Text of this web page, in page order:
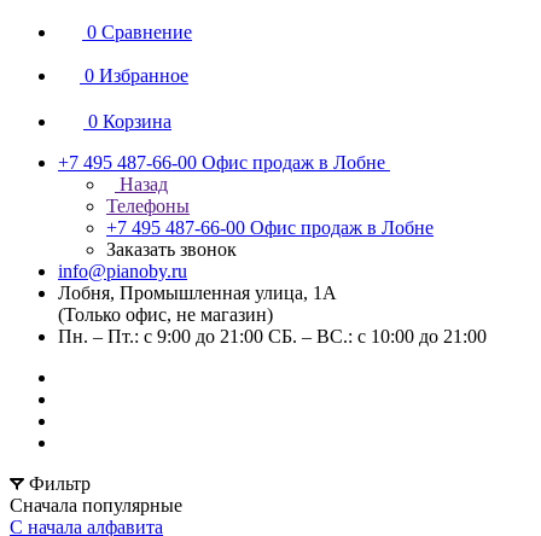
0 Сравнение
0 Избранное
0 Корзина
+7 495 487-66-00 Офис продаж в Лобне
Назад
Телефоны
+7 495 487-66-00 Офис продаж в Лобне
Заказать звонок
info@pianoby.ru
Лобня, Промышленная улица, 1А
(Только офис, не магазин)
Пн. – Пт.: с 9:00 до 21:00 СБ. – ВС.: с 10:00 до 21:00
Фильтр
Сначала популярные
С начала алфавита